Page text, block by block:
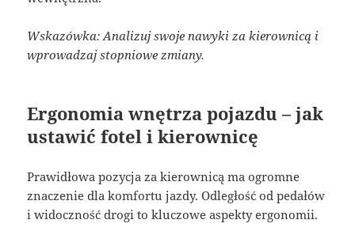
Wskazówka: Analizuj swoje nawyki za kierownicą i
wprowadzaj stopniowe zmiany.
Ergonomia wnętrza pojazdu – jak
ustawić fotel i kierownicę
Prawidłowa pozycja za kierownicą ma ogromne
znaczenie dla komfortu jazdy. Odległość od pedałów
i widoczność drogi to kluczowe aspekty ergonomii.